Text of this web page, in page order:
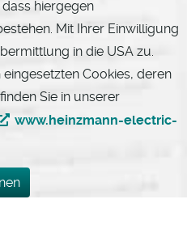
hiergegen
Mit Ihrer Einwilligung
in die USA zu.
Cookies, deren
Sie in unserer
www.heinzmann-electric-